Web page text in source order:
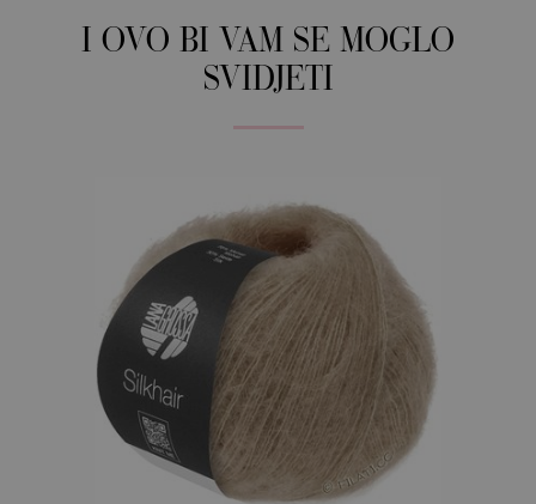
I OVO BI VAM SE MOGLO
SVIDJETI